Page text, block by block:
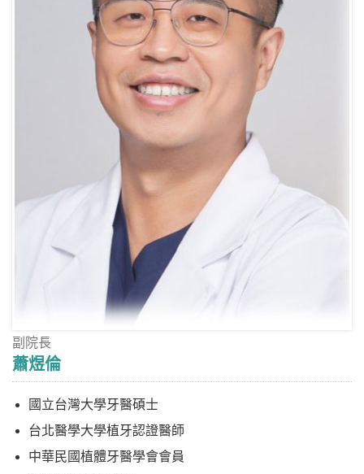
副院長
蕭煜倫
國立台灣大學牙醫碩士
台北醫學大學植牙認證醫師
中華民國植體牙醫學會會員